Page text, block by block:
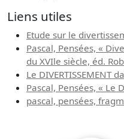
Liens utiles
Etude sur le
Pascal, Pensées, «
du XVIle siècle, éd.
Le DIVERTISSEMENT
Pascal, Pensées, « Le
pascal, pensées,